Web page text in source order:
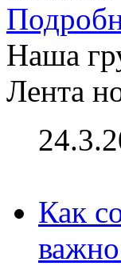
Наша
Лента
Как